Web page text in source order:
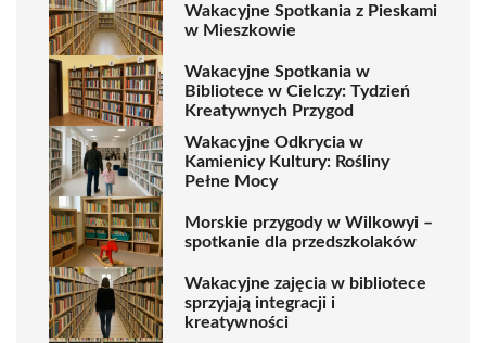
Wakacyjne Spotkania z Pieskami
w Mieszkowie
Wakacyjne Spotkania w
Bibliotece w Cielczy: Tydzień
Kreatywnych Przygod
Wakacyjne Odkrycia w
Kamienicy Kultury: Rośliny
Pełne Mocy
Morskie przygody w Wilkowyi –
spotkanie dla przedszkolaków
Wakacyjne zajęcia w bibliotece
sprzyjają integracji i
kreatywności